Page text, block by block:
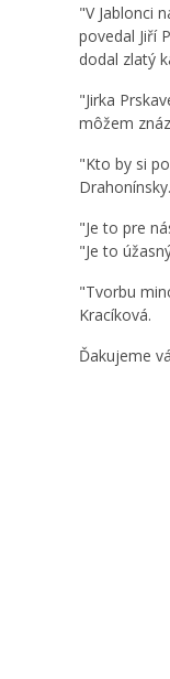
"V Jablonci
povedal Jiří
dodal zlatý
"Jirka
môžem
"Kto by si
"Je to pre
"Je to
"Tvorbu
Kracíková.
Ďakujeme